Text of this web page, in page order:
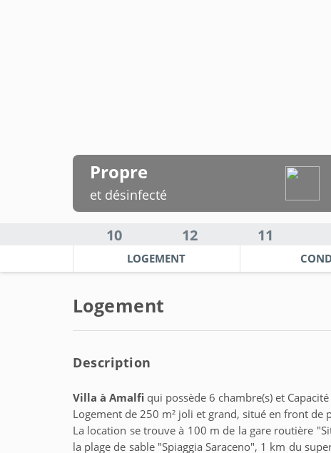
Propre
et désinfecté
10 12 11
LOGEMENT
Logement
Description
Villa à Amalfi qui possède 6 chambre(s) et
Logement de 250 m² joli et grand, situé en front de
La location se trouve à 100 m de la gare routière
la plage de sable "Spiaggia Saraceno", 1 km du